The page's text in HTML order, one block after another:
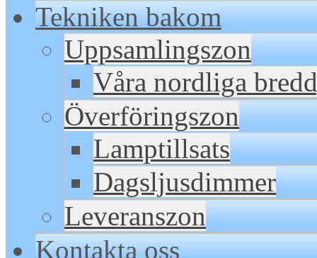
Tekniken bakom
Uppsamlingszon
Våra nordliga
Överföringszon
Lamptillsats
Dagsljusdimmer
Leveranszon
Kontakta oss